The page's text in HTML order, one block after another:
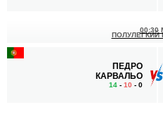
ПЕДРО
КАРВАЛЬО
14 - 10 - 0
00:30
ПОЛУЛЕГКИЙ